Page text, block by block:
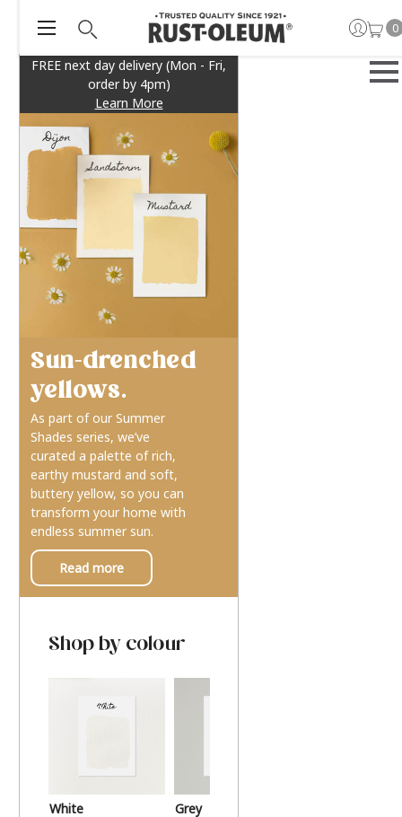
FREE next day delivery (Mon - Fri,
order by 4pm)
Learn More
0
Sun-drenched
yellows.
As part of our Summer
Shades series, we’ve
curated a palette of rich,
earthy mustard and soft,
buttery yellow, so you can
transform your home with
endless summer sun.
Read more
Shop by colour
White Grey